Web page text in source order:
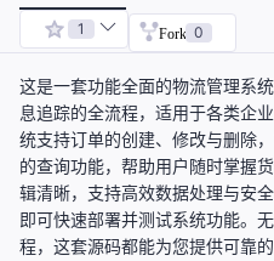
1 Fork 0
这是一套功能全面的物流管理系
息追踪的全流程，适用于各类企
统支持订单的创建、修改与删除
的查询功能，帮助用户随时掌握
辑清晰，支持高效数据处理与安
即可快速部署并测试系统功能。
程，这套源码都能为您提供可靠